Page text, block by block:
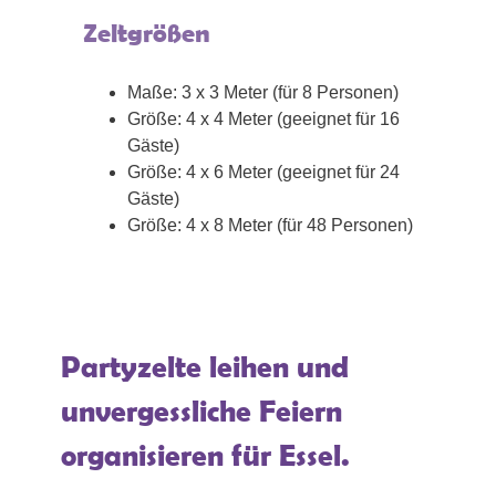
Zeltgrößen
Maße: 3 x 3 Meter (für 8 Personen)
Größe: 4 x 4 Meter (geeignet für 16
Gäste)
Größe: 4 x 6 Meter (geeignet für 24
Gäste)
Größe: 4 x 8 Meter (für 48 Personen)
Partyzelte leihen und
unvergessliche Feiern
organisieren für Essel.